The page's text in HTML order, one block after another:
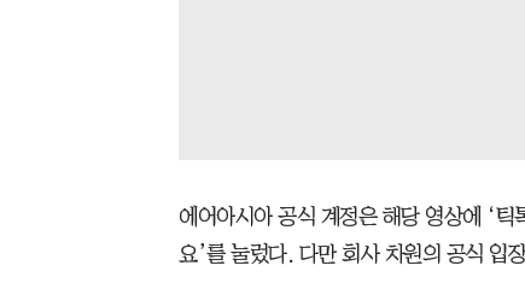
에어아시아 공식 계정은 해당 영상에 ‘
요’를 눌렀다. 다만 회사 차원의 공식 입